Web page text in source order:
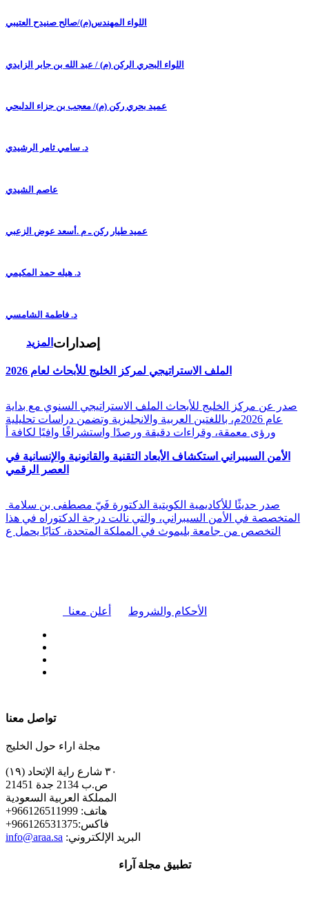
اللواء المهندس(م)/صالح صنيدح العتيبي
اللواء البحري الركن (م) / عبد الله بن جابر الزايدي
عميد بحري ركن (م)/ معجب بن جزاء الدلبحي
د. سامي ثامر الرشيدي
عاصم الشيدي
عميد طيار ركن ـ م .أسعد عوض الزعبي
د. هيله حمد المكيمي
د. فاطمة الشامسي
المزيد إصدارات
الملف الاستراتيجي لمركز الخليج للأبحاث لعام 2026
صدر عن مركز الخليج للأبحاث الملف الاستراتيجي السنوي مع بداية
عام 2026م، باللغتين العربية والانجليزية وتضمن دراسات تحليلية
ورؤى معمقة، وقراءات دقيقة ورصدًا واستشرافًا وافيًا لكافة أ
الأمن السيبراني استكشاف الأبعاد التقنية والقانونية والإنسانية في
العصر الرقمي
المتخصصة في الأمن السيبراني، والتي نالت درجة الدكتوراه في هذا
التخصص من جامعة بليموث في المملكة المتحدة، كتابًا يحمل ع
أعلن معنا الأحكام والشروط
تواصل معنا
مجلة اراء حول الخليج
٣٠ شارع راية الإتحاد (١٩)
ص.ب 2134 جدة 21451
المملكة العربية السعودية
+هاتف: 966126511999
+فاكس:966126531375
info@araa.sa :البريد الإلكتروني
تطبيق مجلة آراء